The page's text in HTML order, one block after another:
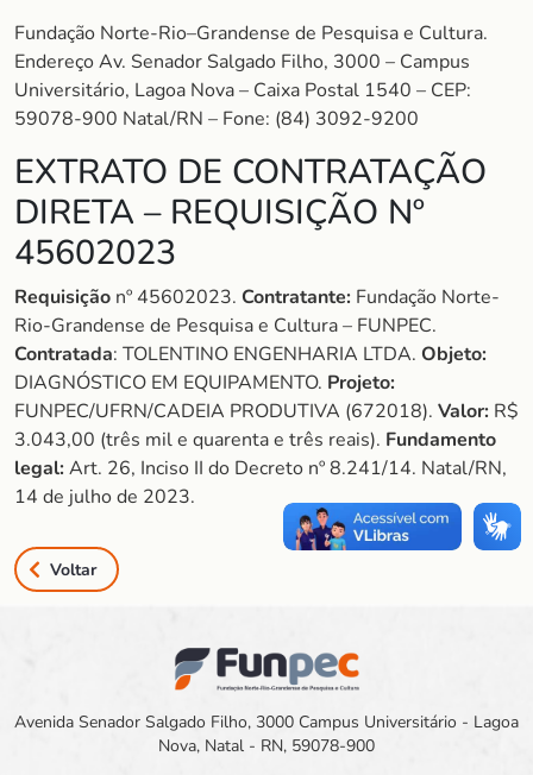
Fundação Norte-Rio–Grandense de Pesquisa e Cultura.
Endereço Av. Senador Salgado Filho, 3000 – Campus
Universitário, Lagoa Nova – Caixa Postal 1540 – CEP:
59078-900 Natal/RN – Fone: (84) 3092-9200
EXTRATO DE CONTRATAÇÃO
DIRETA – REQUISIÇÃO Nº
45602023
Requisição nº 45602023. Contratante: Fundação Norte-
Rio-Grandense de Pesquisa e Cultura – FUNPEC.
Contratada: TOLENTINO ENGENHARIA LTDA. Objeto:
DIAGNÓSTICO EM EQUIPAMENTO. Projeto:
FUNPEC/UFRN/CADEIA PRODUTIVA (672018). Valor: R$
3.043,00 (três mil e quarenta e três reais). Fundamento
legal:Art. 26, Inciso II do Decreto nº 8.241/14. Natal/RN,
14 de julho de 2023.
Voltar
Avenida Senador Salgado Filho, 3000 Campus Universitário - Lagoa
Nova, Natal - RN, 59078-900